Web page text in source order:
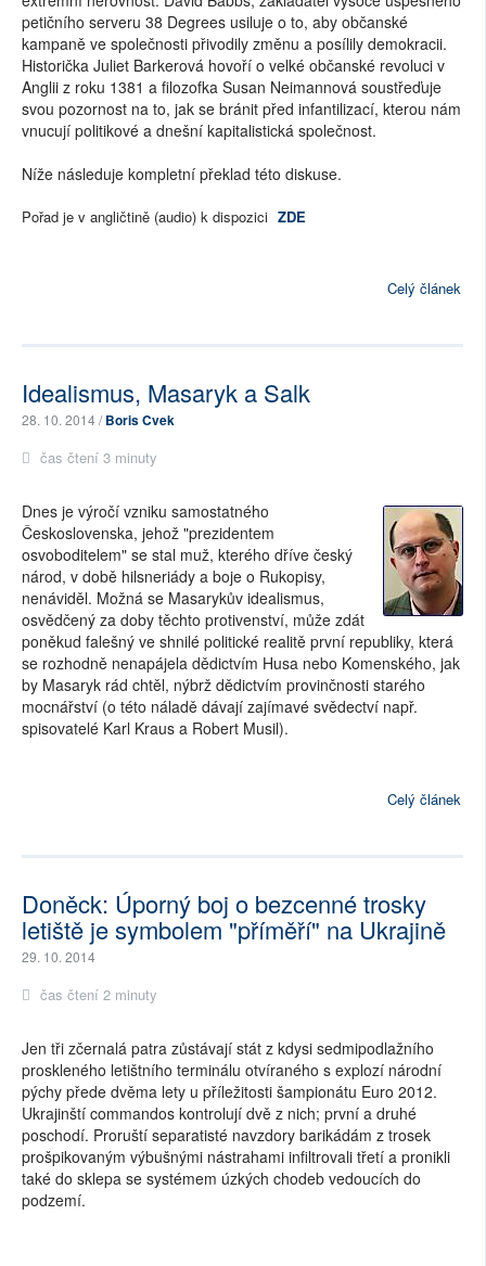
petičního serveru 38 Degrees usiluje o to, aby občanské
kampaně ve společnosti přivodily změnu a posílily demokracii.
Historička Juliet Barkerová hovoří o velké občanské revoluci v
Anglii z roku 1381 a filozofka Susan Neimannová soustřeďuje
svou pozornost na to, jak se bránit před infantilizací, kterou nám
vnucují politikové a dnešní kapitalistická společnost.
Níže následuje kompletní překlad této diskuse.
Pořad je v angličtině (audio) k dispozici ZDE
Celý článek
Idealismus, Masaryk a Salk
28. 10. 2014 /Boris Cvek
čas čtení 3 minuty
Dnes je výročí vzniku samostatného
Československa, jehož "prezidentem
osvoboditelem" se stal muž, kterého dříve český
národ, v době hilsneriády a boje o Rukopisy,
nenáviděl. Možná se Masarykův idealismus,
osvědčený za doby těchto protivenství, může zdát
poněkud falešný ve shnilé politické realitě první republiky, která
se rozhodně nenapájela dědictvím Husa nebo Komenského, jak
by Masaryk rád chtěl, nýbrž dědictvím provinčnosti starého
mocnářství (o této náladě dávají zajímavé svědectví např.
spisovatelé Karl Kraus a Robert Musil).
Celý článek
Doněck: Úporný boj o bezcenné trosky
letiště je symbolem "příměří" na Ukrajině
29. 10. 2014
čas čtení 2 minuty
Jen tři zčernalá patra zůstávají stát z kdysi sedmipodlažního
proskleného letištního terminálu otvíraného s explozí národní
pýchy přede dvěma lety u příležitosti šampionátu Euro 2012.
Ukrajinští commandos kontrolují dvě z nich; první a druhé
poschodí. Proruští separatisté navzdory barikádám z trosek
prošpikovaným výbušnými nástrahami infiltrovali třetí a pronikli
také do sklepa se systémem úzkých chodeb vedoucích do
podzemí.